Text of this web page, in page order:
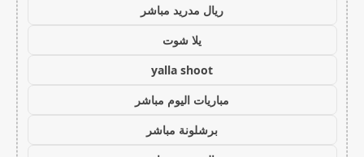
ريال مدريد مباشر
يلا شوت
yalla shoot
مباريات اليوم مباشر
برشلونة مباشر